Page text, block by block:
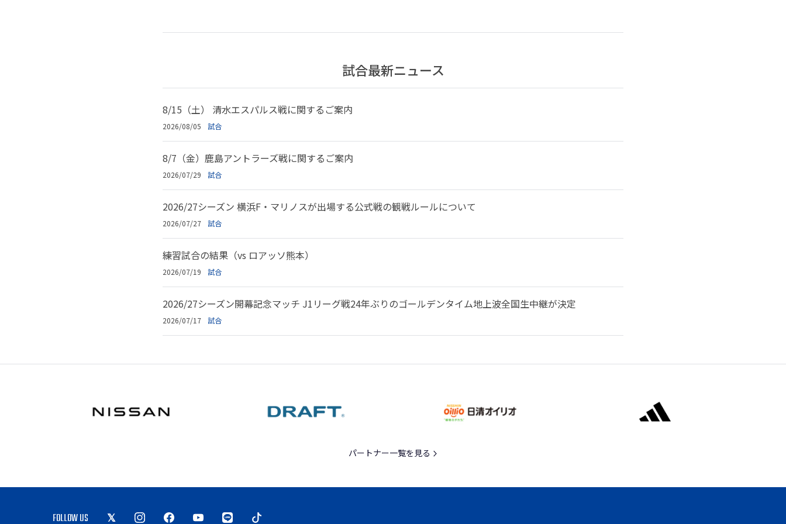
試合最新ニュース
8/15（土） 清水エスパルス戦に関するご案内
2026/08/05 試合
8/7（金）鹿島アントラーズ戦に関するご案内
2026/07/29 試合
2026/27シーズン 横浜F・マリノスが出場する公式戦の観戦ルールについて
2026/07/27 試合
練習試合の結果（vs ロアッソ熊本）
2026/07/19 試合
2026/27シーズン開幕記念マッチ J1リーグ戦24年ぶりのゴールデンタイム地上波全国生中継が決定
2026/07/17 試合
パートナー一覧を見る
FOLLOW US